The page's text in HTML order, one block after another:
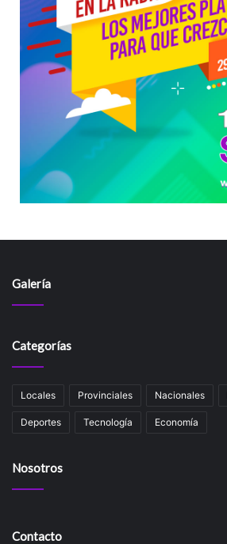
Galería
Categorías
Locales Provinciales Nacionales
Deportes Tecnología Economía
Nosotros
Contacto